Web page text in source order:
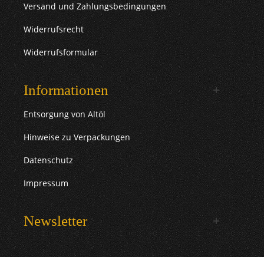
Versand und Zahlungsbedingungen
Widerrufsrecht
Widerrufsformular
Informationen
Entsorgung von Altöl
Hinweise zu Verpackungen
Datenschutz
Impressum
Newsletter